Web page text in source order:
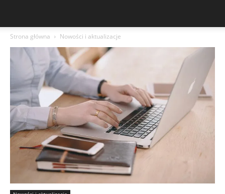
Strona główna Nowości i aktualizacje